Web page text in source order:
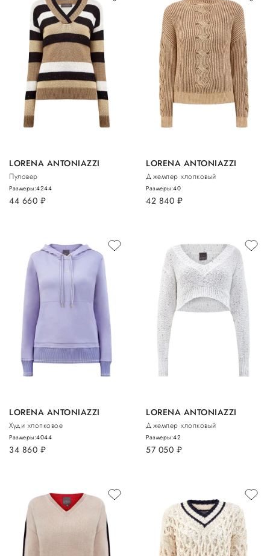
LORENA ANTONIAZZI
Пуловер
44 660 руб.
Размеры:4244
LORENA ANTONIAZZI
Джемпер хлопковый
42 840 руб.
Размеры:40
LORENA ANTONIAZZI
Худи хлопковое
34 860 руб.
Размеры:4044
LORENA ANTONIAZZI
Джемпер хлопковый
57 050 руб.
Размеры:42